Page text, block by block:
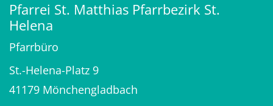
Pfarrei St. Matthias Pfarrbezirk St.
Helena
Pfarrbüro
St.-Helena-Platz 9
41179 Mönchengladbach